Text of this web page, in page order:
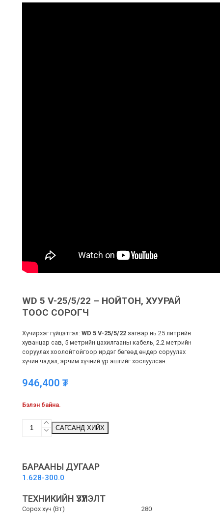
WD 5 V-25/5/22 – НОЙТОН, ХУУРАЙ
ТООС СОРОГЧ
Хүчирхэг гүйцэтгэл: WD 5 V-25/5/22загвар нь 25 литрийн
хуванцар сав, 5 метрийн цахилгааны кабель, 2.2 метрийн
соруулах хоолойтойгоор ирдэг бөгөөд өндөр соруулах
хүчин чадал, эрчим хүчний үр ашгийг хослуулсан.
946,400 ₮
Бэлэн байна.
НОЙТОН,
ХУУРАЙ
СОРОГЧ
quantity
САГСАНД ХИЙХ
БАРААНЫ ДУГААР
1.628-300.0
ТЕХНИКИЙН ҮЗҮҮЛЭЛТ
Сорох хүч (Вт)
280